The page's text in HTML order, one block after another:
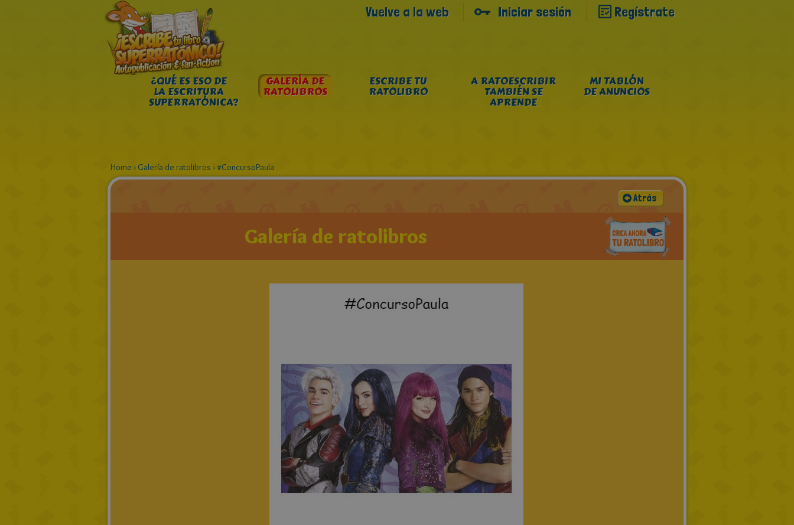
Vuelve a la web Iniciar sesión Regístrate
¿QUÉ ES ESO DE
LA ESCRITURA
SUPERRATÓNICA?
GALERÍA DE
RATOLIBROS
ESCRIBE TU
RATOLIBRO
A RATOESCRIBIR
TAMBIÉN SE
APRENDE
MI TABLÓN
DE ANUNCIOS
Home › Galería de ratolibros ›#ConcursoPaula
Galería de ratolibros
Atrás